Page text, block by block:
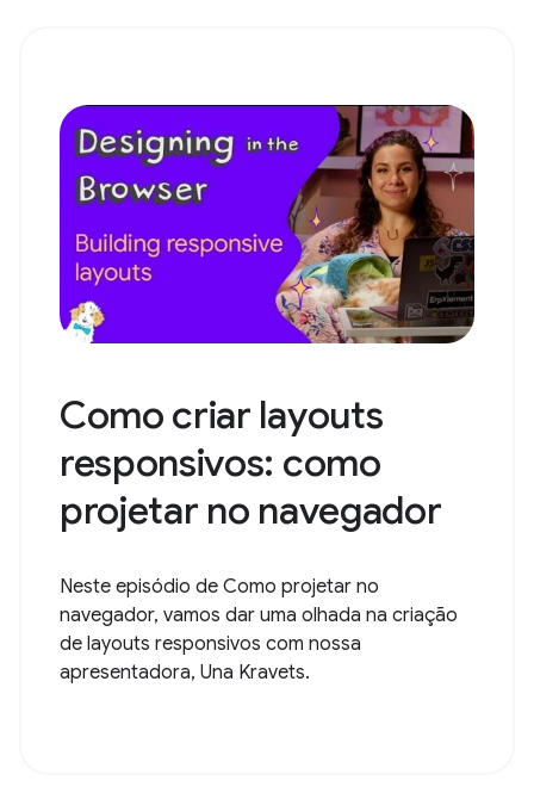
Como criar layouts
responsivos: como
projetar no navegador
Neste episódio de Como projetar no
navegador, vamos dar uma olhada na criação
de layouts responsivos com nossa
apresentadora, Una Kravets.